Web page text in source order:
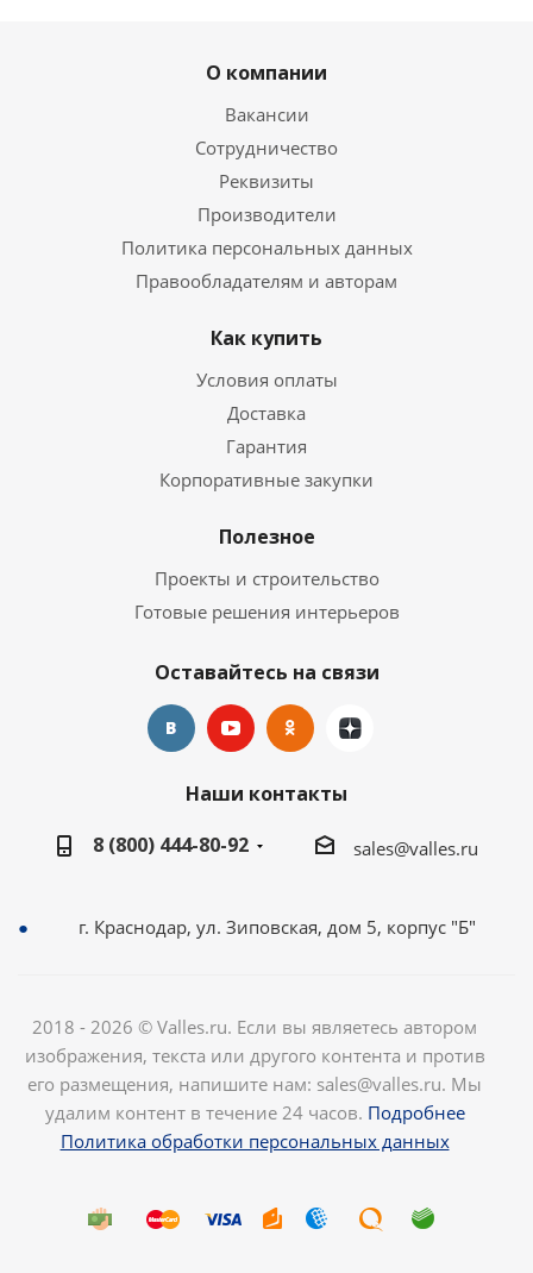
О компании
Вакансии
Сотрудничество
Реквизиты
Производители
Политика персональных данных
Правообладателям и авторам
Как купить
Условия оплаты
Доставка
Гарантия
Корпоративные закупки
Полезное
Проекты и строительство
Готовые решения интерьеров
Оставайтесь на связи
Наши контакты
8 (800) 444-80-92
sales@valles.ru
г. Краснодар, ул. Зиповская, дом 5, корпус "Б"
2018 - 2026 © Valles.ru. Если вы являетесь автором
изображения, текста или другого контента и против
его размещения, напишите нам: sales@valles.ru. Мы
удалим контент в течение 24 часов. Подробнее
Политика обработки персональных данных